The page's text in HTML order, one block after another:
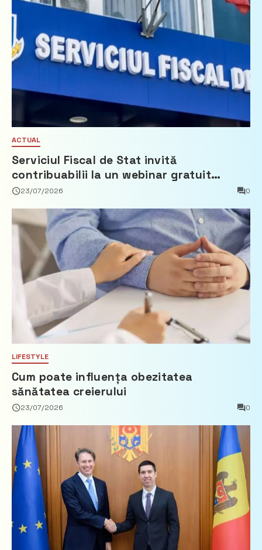
ACTUAL
Serviciul Fiscal de Stat invită
contribuabilii la un webinar gratuit
privind calculul impozitului pe bunurile
23/07/2026 0
LIFESTYLE
Cum poate influența obezitatea
sănătatea creierului
23/07/2026 0